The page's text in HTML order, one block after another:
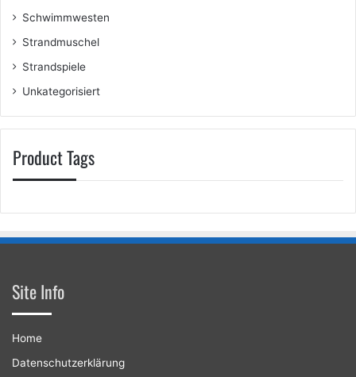
Schwimmwesten
Strandmuschel
Strandspiele
Unkategorisiert
Product Tags
Site Info
Home
Datenschutzerklärung